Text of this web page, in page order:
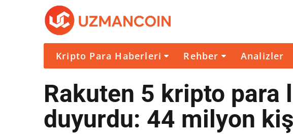
Kripto Para Haberleri Rehber Analizler
Rakuten 5 kripto para
duyurdu: 44 milyon